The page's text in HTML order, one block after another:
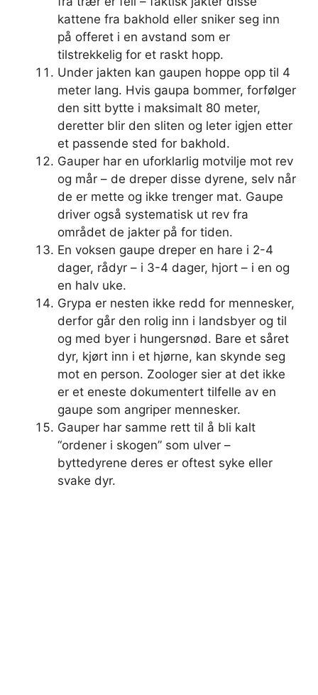
kattene fra bakhold eller sniker seg inn
på offeret i en avstand som er
tilstrekkelig for et raskt hopp.
Under jakten kan gaupen hoppe opp til 4
meter lang. Hvis gaupa bommer, forfølger
den sitt bytte i maksimalt 80 meter,
deretter blir den sliten og leter igjen etter
et passende sted for bakhold.
Gauper har en uforklarlig motvilje mot rev
og mår – de dreper disse dyrene, selv når
de er mette og ikke trenger mat. Gaupe
driver også systematisk ut rev fra
området de jakter på for tiden.
En voksen gaupe dreper en hare i 2-4
dager, rådyr – i 3-4 dager, hjort – i en og
en halv uke.
Grypa er nesten ikke redd for mennesker,
derfor går den rolig inn i landsbyer og til
og med byer i hungersnød. Bare et såret
dyr, kjørt inn i et hjørne, kan skynde seg
mot en person. Zoologer sier at det ikke
er et eneste dokumentert tilfelle av en
gaupe som angriper mennesker.
Gauper har samme rett til å bli kalt
“ordener i skogen” som ulver –
byttedyrene deres er oftest syke eller
svake dyr.